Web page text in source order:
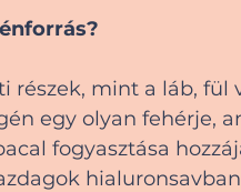
részek, mint a láb,
egy olyan fehérje,
fogyasztása